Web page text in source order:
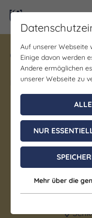
Gewinne ein
Unstrut!
möglich.
Auf unserer Webseite
Einige davon werden
Andere ermöglichen
unserer Webseite zu
NUR
Mehr über die